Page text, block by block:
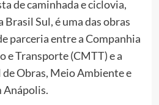
de caminhada e ciclovia,
Brasil Sul, é uma das obras
parceria entre a Companhia
e Transporte (CMTT) e a
Obras, Meio Ambiente e
Anápolis.